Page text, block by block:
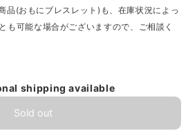
品(おもにブレスレット)も、在庫状況によっ
も可能な場合がございますので、ご相談く
shipping available
Sold out